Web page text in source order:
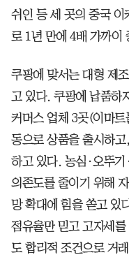
쉬인 등 세 곳의 중국 이
로 1년 만에 4배 가까이
쿠팡에 맞서는 대형 제
고 있다. 쿠팡에 납품하
커머스 업체 3곳(이마
동으로 상품을 출시하
하고 있다. 농심·오뚜
의존도를 줄이기 위해
망 확대에 힘을 쏟고 있
점유율만 믿고 고자세
도 합리적 조건으로 거